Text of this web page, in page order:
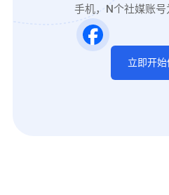
手机，N个社媒账号
立即开